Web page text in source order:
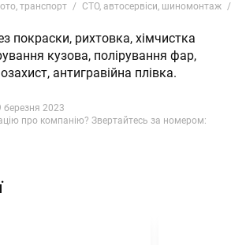
транспорт СТО, автосервіси, шиномонтаж
покраски, рихтовка, хімчистка
кузова, полірування фар,
антигравійна плівка.
березня 2023
про компанію? Звертайтесь за номером: